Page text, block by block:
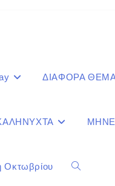
ΔΙΑΦΟΡΑ
Οκτωβρίου Toggle